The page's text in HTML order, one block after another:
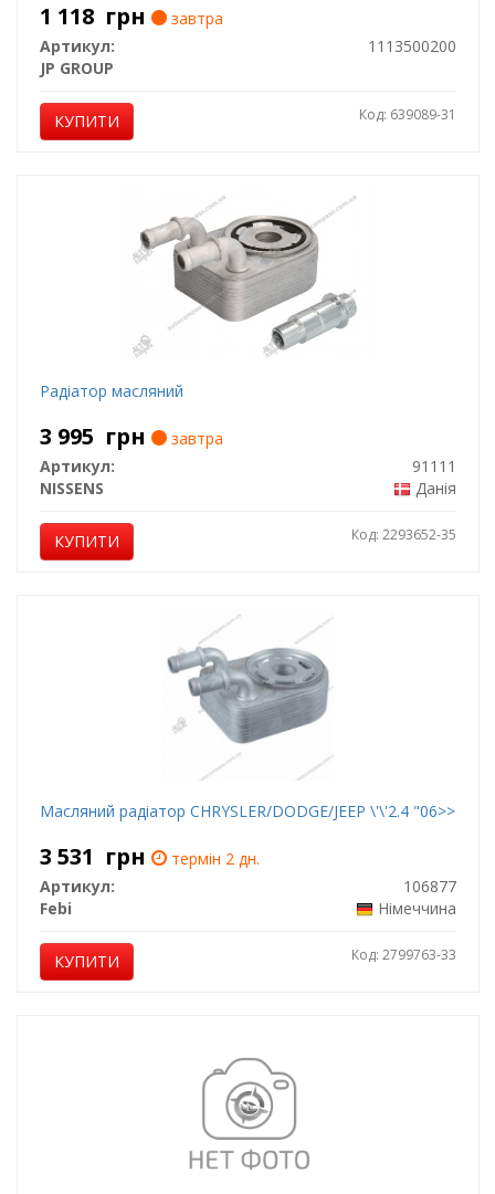
1 118 грн
завтра
Артикул:
1113500200
JP GROUP
КУПИТИ Код: 639089-31
Радіатор масляний
3 995 грн
завтра
Артикул:
91111
NISSENS
Данія
КУПИТИ Код: 2293652-35
Масляний радіатор CHRYSLER/DODGE/JEEP \'\'2.4 "06>>
3 531 грн
термін 2 дн.
Артикул:
106877
Febi
Німеччина
КУПИТИ Код: 2799763-33